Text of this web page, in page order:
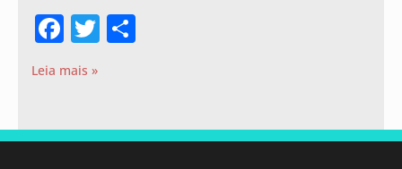
Facebook
Twitter
Leia mais »